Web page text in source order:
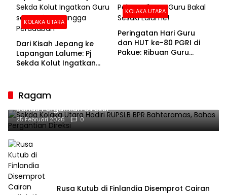
KOLAKA UTARA
Dari Kisah Jepang ke
Lapangan Lalume: Pj
Sekda Kolut Ingatkan
KOLAKA UTARA
Peringatan Hari Guru
dan HUT ke-80 PGRI di
Pakue: Ribuan Guru
Ragam
Sekda Kolaka Utara Hadiri RUPSLB BPR Bahteramas,
Bahas Pergantian Direksi
25 Februari 2026 0
Rusa Kutub di Finlandia Disemprot Cairan